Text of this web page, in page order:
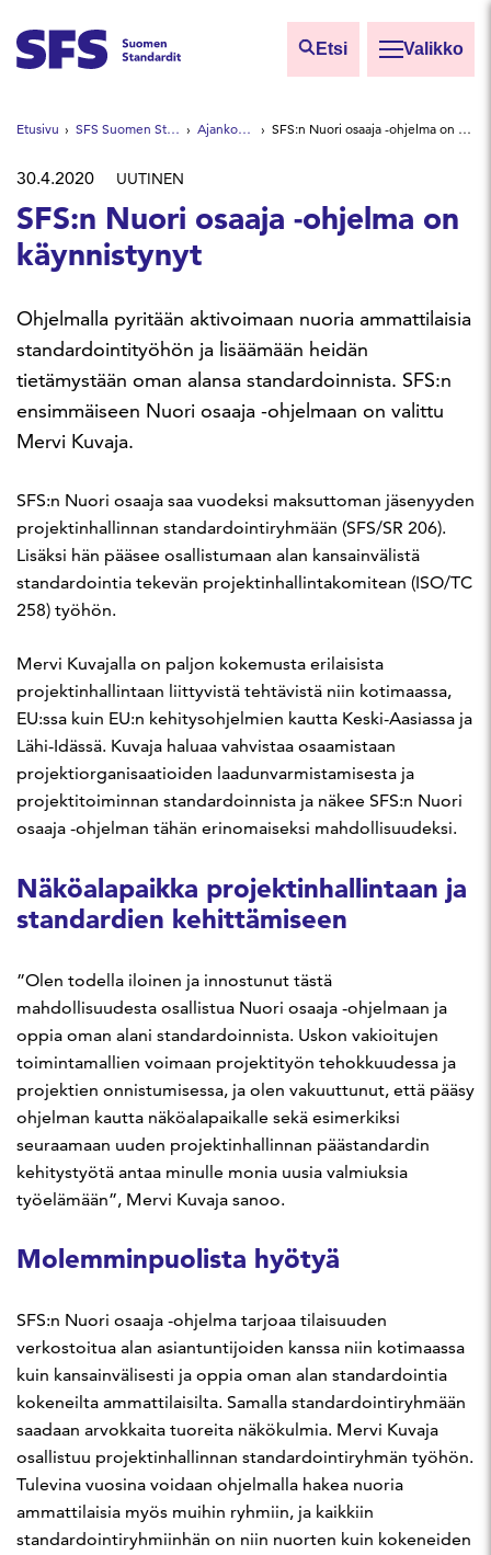
Etsi Valikko
Etsi sivuilta
Hae hakutermillä
Etusivu SFS Suomen Standardit Ajankohtaista SFS:n Nuori osaaja -ohjelma on käynnistynyt
30.4.2020 UUTINEN
SFS:n Nuori osaaja -ohjelma on
käynnistynyt
Ohjelmalla pyritään aktivoimaan nuoria ammattilaisia
standardointityöhön ja lisäämään heidän
tietämystään oman alansa standardoinnista. SFS:n
ensimmäiseen Nuori osaaja -ohjelmaan on valittu
Mervi Kuvaja.
SFS:n Nuori osaaja saa vuodeksi maksuttoman jäsenyyden
projektinhallinnan standardointiryhmään (SFS/SR 206).
Lisäksi hän pääsee osallistumaan alan kansainvälistä
standardointia tekevän projektinhallintakomitean (ISO/TC
258) työhön.
Mervi Kuvajalla on paljon kokemusta erilaisista
projektinhallintaan liittyvistä tehtävistä niin kotimaassa,
EU:ssa kuin EU:n kehitysohjelmien kautta Keski-Aasiassa ja
Lähi-Idässä. Kuvaja haluaa vahvistaa osaamistaan
projektiorganisaatioiden laadunvarmistamisesta ja
projektitoiminnan standardoinnista ja näkee SFS:n Nuori
osaaja -ohjelman tähän erinomaiseksi mahdollisuudeksi.
Näköalapaikka projektinhallintaan ja
standardien kehittämiseen
”Olen todella iloinen ja innostunut tästä
mahdollisuudesta osallistua Nuori osaaja -ohjelmaan ja
oppia oman alani standardoinnista. Uskon vakioitujen
toimintamallien voimaan projektityön tehokkuudessa ja
projektien onnistumisessa, ja olen vakuuttunut, että pääsy
ohjelman kautta näköalapaikalle sekä esimerkiksi
seuraamaan uuden projektinhallinnan päästandardin
kehitystyötä antaa minulle monia uusia valmiuksia
työelämään”, Mervi Kuvaja sanoo.
Molemminpuolista hyötyä
SFS:n Nuori osaaja -ohjelma tarjoaa tilaisuuden
verkostoitua alan asiantuntijoiden kanssa niin kotimaassa
kuin kansainvälisesti ja oppia oman alan standardointia
kokeneilta ammattilaisilta. Samalla standardointiryhmään
saadaan arvokkaita tuoreita näkökulmia. Mervi Kuvaja
osallistuu projektinhallinnan standardointiryhmän työhön.
Tulevina vuosina voidaan ohjelmalla hakea nuoria
ammattilaisia myös muihin ryhmiin, ja kaikkiin
standardointiryhmiinhän on niin nuorten kuin kokeneiden